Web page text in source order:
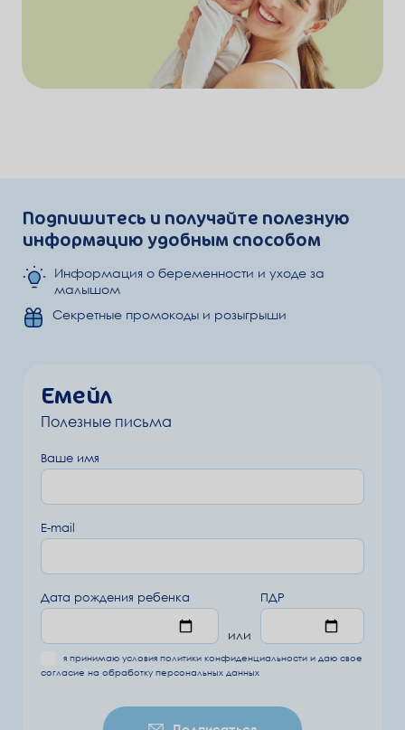
Подпишитесь и получайте полезную
информацию удобным способом
Информация о беременности и уходе за
малышом
Секретные промокоды и розыгрыши
Емейл
Полезные письма
Ваше имя
E-mail
Дата рождения ребенка
или
ПДР
я принимаю условия политики конфиденциальности и даю свое
согласие на обработку персональных данных